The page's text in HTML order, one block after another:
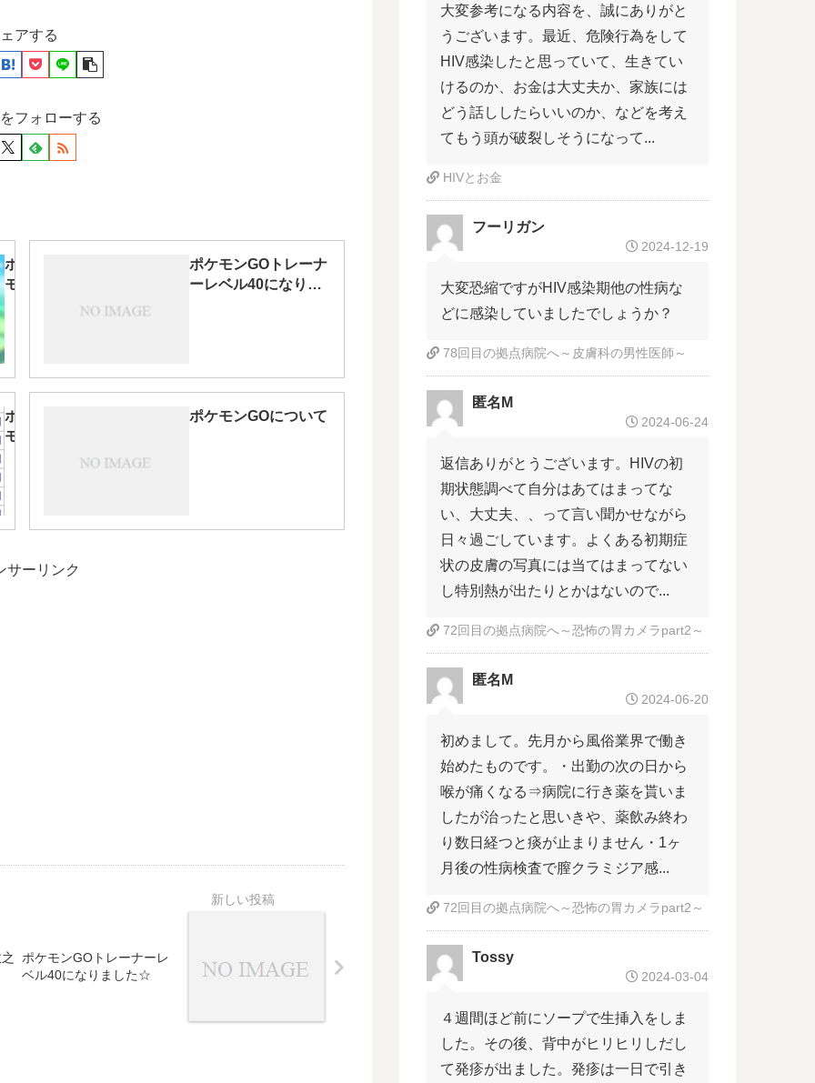
アする
フォローする
ポケ
モン
ト！
ポケモンGOトレーナ
ーレベル40になりま
ポケ
モン
ム？
ポケモンGOについて
サーリンク
ポケモンGOトレーナーレ
ベル40になりました☆
大変参考になる内容を、誠にありがと
うございます。最近、危険行為をして
HIV感染したと思っていて、生きてい
けるのか、お金は大丈夫か、家族には
どう話ししたらいいのか、などを考え
てもう頭が破裂しそうになって...
HIVとお金
フーリガン
2024-12-19
大変恐縮ですがHIV感染期他の性病な
どに感染していましたでしょうか？
78回目の拠点病院へ～皮膚科の男性医師～
匿名M
2024-06-24
返信ありがとうございます。HIVの初
期状態調べて自分はあてはまってな
い、大丈夫、、って言い聞かせながら
日々過ごしています。よくある初期症
状の皮膚の写真には当てはまってない
し特別熱が出たりとかはないので...
72回目の拠点病院へ～恐怖の胃カメラpart2～
匿名M
2024-06-20
初めまして。先月から風俗業界で働き
始めたものです。・出勤の次の日から
喉が痛くなる⇒病院に行き薬を貰いま
したが治ったと思いきや、薬飲み終わ
り数日経つと痰が止まりません・1ヶ
月後の性病検査で膣クラミジア感...
72回目の拠点病院へ～恐怖の胃カメラpart2～
Tossy
2024-03-04
４週間ほど前にソープで生挿入をしま
した。その後、背中がヒリヒリしだし
て発疹が出ました。発疹は一日で引き